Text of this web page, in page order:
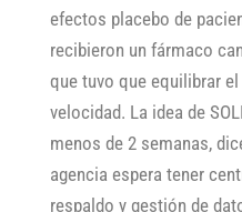
efectos placebo de
recibieron un fármaco
que tuvo que equilibrar
velocidad. La idea de
menos de 2 semanas,
agencia espera tener
respaldo y gestión de